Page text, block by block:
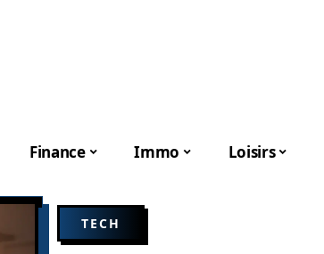
Finance Immo Loisirs
TECH